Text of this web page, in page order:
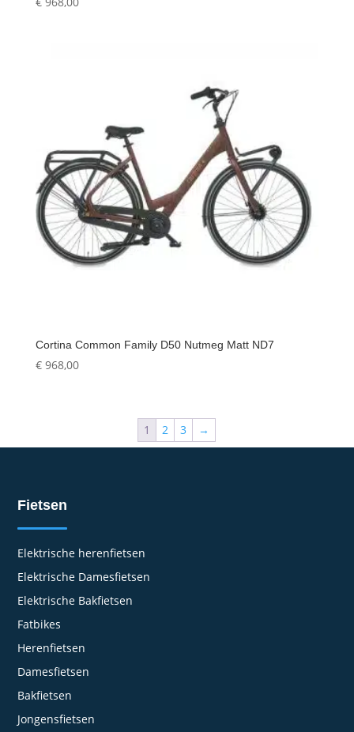
Cortina Common Family D50 Nutmeg Matt ND7
€968,00
1 2 3 →
Fietsen
Elektrische herenfietsen
Elektrische Damesfietsen
Elektrische Bakfietsen
Fatbikes
Herenfietsen
Damesfietsen
Bakfietsen
Jongensfietsen